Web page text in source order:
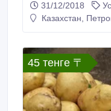
лестничные
нашим материалом
зависимости от
оплата.
31/12/2018
Казахстан,
45 тенге 〒